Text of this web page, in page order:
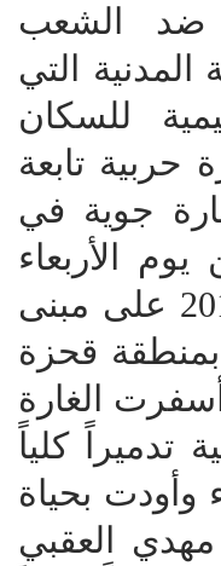
ضد الشعب
المدنية التي
للسكان
حربية تابعة
جوية في
ليلاً من يوم الأربعاء
الموافق 11 ابريل 2018 على مبنى
بمنطقة قحزة
الغارة
تدميراً كلياً
وأودت بحياة
العقبي